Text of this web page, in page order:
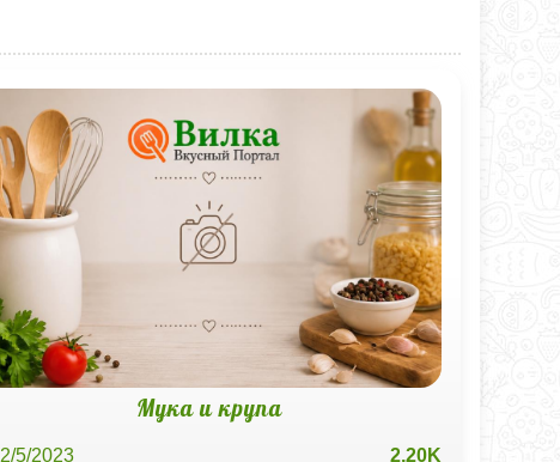
Мука и крупа
2/5/2023 2,20K